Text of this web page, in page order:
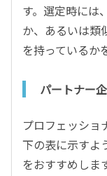
す。選定時には
か、あるいは類
を持っているか
パートナー
プロフェッショ
下の表に示すよ
をおすすめしま